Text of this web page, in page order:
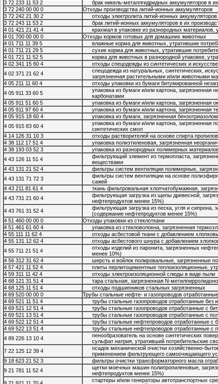
3 72 233 11 53 2
брак никель-металлгидридных аккумуляторов в
3 72 240 00 00 0
Отходы производства литий-ионных аккумуляторов
3 72 242 21 30 2
отходы электролита литий-ионных
3 72 243 11 53 2
брак литий-ионных аккумуляторов в их
4 01 421 21 41 4
крахмал в упаковке из разнородных материалов,
4 01 700 00 00 0
Отходы кормов готовых для домашних животных
4 01 711 11 39 5
влажные корма для животных, утратившие
4 01 711 21 29 5
сухие корма для животных, утратившие
4 01 721 11 52 5
корма для животных в разнородной упаковке,
4 02 341 15 60 4
отходы спецодежды из синтетических и
4 02 371 21 62 4
спецодежда из натуральных, синтетических,
загрязненная растительными и/или животными
4 05 211 11 60 4
отходы упаковки из бумаги битумированной
4 05 911 33 60 5
упаковка из бумаги и/или картона,
карбонатами
4 05 911 51 60 5
упаковка из бумаги и/или картона, загрязненная
4 05 911 97 60 4
упаковка из бумаги и/или картона, загрязненная
4 05 915 18 60 4
упаковка из бумаги, загрязненная бензотриазолом
4 05 915 83 60 4
упаковка из бумаги и/или картона, загрязненная
синтетических смол
4 14 126 31 10 3
отходы растворителей на основе спирта
4 38 112 17 51 4
упаковка полиэтиленовая, загрязненная
4 38 193 03 52 3
упаковка из разнородных полимерных
4 43 126 11 51 4
фильтрующий элемент из термопласта,
веществами
4 43 131 21 52 4
фильтры систем вентиляции полимерные,
4 43 131 71 72 3
фильтры систем вентиляции на основе
сажей
4 43 211 81 61 4
ткань фильтровальная хлопчатобумажная,
4 43 731 21 60 4
фильтрующая загрузка из щепы древесной,
нефтепродуктов менее 15%)
4 43 761 31 52 4
фильтрующая загрузка из песка, угля и сипрона,
(содержание нефтепродуктов менее 15%)
4 51 460 00 00 0
Отходы упаковки из стеклоткани
4 51 461 61 60 4
упаковка из стекловолокна, загрязненная
4 55 111 11 62 4
отходы асбестовой ткани с добавлением
4 55 131 12 62 4
отходы асбестового шнура с добавлением
4 55 711 21 51 4
отходы изделий из паронита, загрязненных
менее 10%)
4 56 312 31 62 4
шерсть и войлок полировальные, загрязненные
4 57 421 11 52 4
плиты перлитоцементные теплоизоляционные,
4 59 311 11 42 4
отходы электроизоляционной слюды в виде пыли
4 68 121 31 51 4
тара стальная, загрязненная N-
4 68 125 11 51 4
отходы подшипников стальных загрязненных
4 69 520 00 00 0
Трубы стальные нефте- и газопроводов отработанные
4 69 521 11 51 4
трубы стальные газопроводов отработанные без
4 69 521 12 51 4
трубы стальные газопроводов отработанные с
4 69 521 13 51 4
трубы стальные газопроводов отработанные с
4 69 522 12 51 4
трубы стальные нефтепроводов отработанные с
4 69 522 13 51 4
трубы стальные нефтепроводов отработанные с
4 89 226 13 10 4
пенообразователь на основе синтетических
сульфат натрия, утративший потребительские
7 22 125 12 39 4
осадок механической очистки хозяйственно-
применением фильтрующего самоочищающего
9 18 623 21 52 3
фильтры очистки трансформаторного масла
9 21 781 11 52 4
щетки моечных машин полипропиленовые,
нефтепродуктов менее 15%)
стартеры и/или генераторы автотранспортных